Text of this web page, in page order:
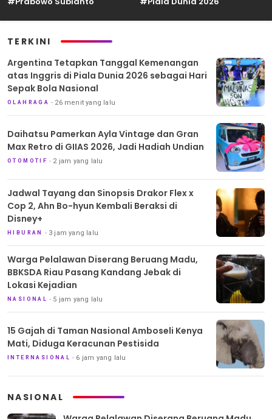
TERKINI
Argentina Tetapkan Tanggal Kemenangan
atas Inggris di Piala Dunia 2026 sebagai Hari
Sepak Bola Nasional
OLAHRAGA 26 menit yang lalu
Daihatsu Pamerkan Ayla Vintage dan Gran
Max Retro di GIIAS 2026, Jadi Hadiah Undian
OTOMOTIF 2 jam yang lalu
Jadwal Tayang dan Sinopsis Drakor Flex x
Cop 2, Ahn Bo-hyun Kembali Beraksi di
Disney+
HIBURAN 3 jam yang lalu
Warga Pelalawan Diserang Beruang Madu,
BBKSDA Riau Pasang Kandang Jebak di
Lokasi Kejadian
NASIONAL 5 jam yang lalu
15 Gajah di Taman Nasional Amboseli Kenya
Mati, Diduga Keracunan Pestisida
INTERNASIONAL 6 jam yang lalu
NASIONAL